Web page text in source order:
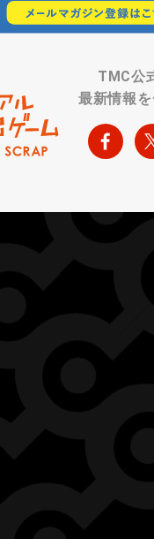
TMC公
最新情報を